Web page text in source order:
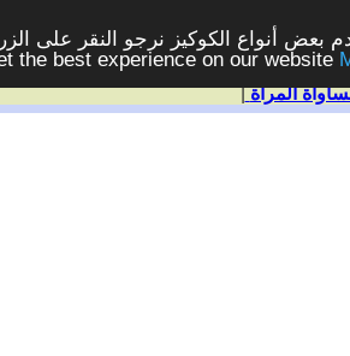
أنواع الكوكيز نرجو النقر على
the best experience on our website
| المرأة